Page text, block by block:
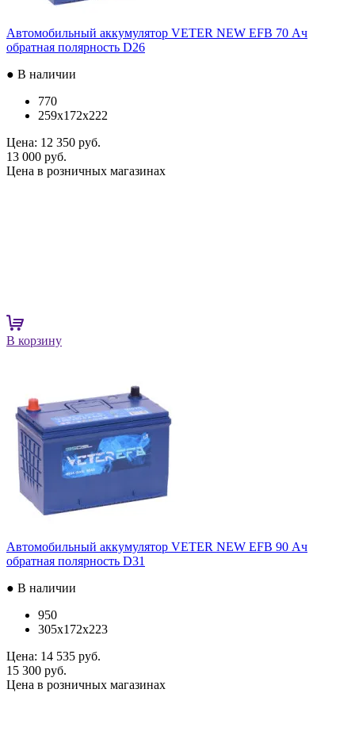
Автомобильный аккумулятор VETER NEW EFB 70 Ач
обратная полярность D26
● В наличии
770
259x172x222
Цена: 12 350 руб.
13 000 руб.
Цена в розничных магазинах
В корзину
Автомобильный аккумулятор VETER NEW EFB 90 Ач
обратная полярность D31
● В наличии
950
305x172x223
Цена: 14 535 руб.
15 300 руб.
Цена в розничных магазинах